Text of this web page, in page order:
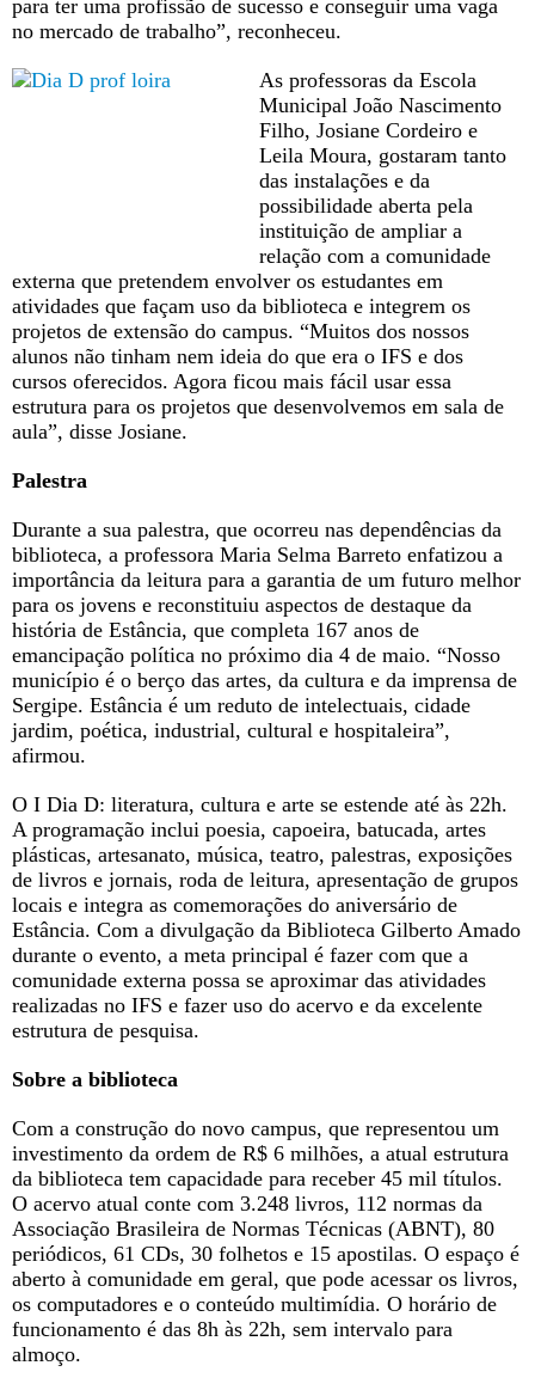
para ter uma profissão de sucesso e conseguir uma vaga
no mercado de trabalho”, reconheceu.
As professoras da Escola
Municipal João Nascimento
Filho, Josiane Cordeiro e
Leila Moura, gostaram tanto
das instalações e da
possibilidade aberta pela
instituição de ampliar a
relação com a comunidade
externa que pretendem envolver os estudantes em
atividades que façam uso da biblioteca e integrem os
projetos de extensão do campus. “Muitos dos nossos
alunos não tinham nem ideia do que era o IFS e dos
cursos oferecidos. Agora ficou mais fácil usar essa
estrutura para os projetos que desenvolvemos em sala de
aula”, disse Josiane.
Palestra
Durante a sua palestra, que ocorreu nas dependências da
biblioteca, a professora Maria Selma Barreto enfatizou a
importância da leitura para a garantia de um futuro melhor
para os jovens e reconstituiu aspectos de destaque da
história de Estância, que completa 167 anos de
emancipação política no próximo dia 4 de maio. “Nosso
município é o berço das artes, da cultura e da imprensa de
Sergipe. Estância é um reduto de intelectuais, cidade
jardim, poética, industrial, cultural e hospitaleira”,
afirmou.
O I Dia D: literatura, cultura e arte se estende até às 22h.
A programação inclui poesia, capoeira, batucada, artes
plásticas, artesanato, música, teatro, palestras, exposições
de livros e jornais, roda de leitura, apresentação de grupos
locais e integra as comemorações do aniversário de
Estância. Com a divulgação da Biblioteca Gilberto Amado
durante o evento, a meta principal é fazer com que a
comunidade externa possa se aproximar das atividades
realizadas no IFS e fazer uso do acervo e da excelente
estrutura de pesquisa.
Sobre a biblioteca
Com a construção do novo campus, que representou um
investimento da ordem de R$ 6 milhões, a atual estrutura
da biblioteca tem capacidade para receber 45 mil títulos.
O acervo atual conte com 3.248 livros, 112 normas da
Associação Brasileira de Normas Técnicas (ABNT), 80
periódicos, 61 CDs, 30 folhetos e 15 apostilas. O espaço é
aberto à comunidade em geral, que pode acessar os livros,
os computadores e o conteúdo multimídia. O horário de
funcionamento é das 8h às 22h, sem intervalo para
almoço.